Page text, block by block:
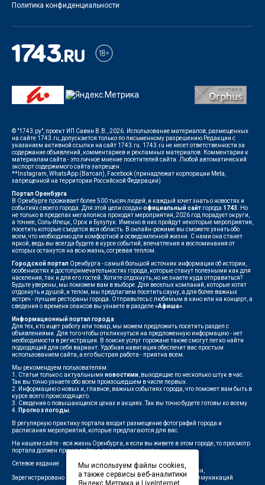
Политика конфиденциальности
© "1743.ру", проект ИП Савин В.В., 2026. Использование материалов, размещенных
на сайте 1743.ru, допускается только по письменному разрешению Редакции с
указанием активной ссылки на сайт 1743.ru. 1743.ru не несет ответственности за
содержание объявлений, комментариев и рекламных материалов. Комментарии к
материалам сайта - это личное мнение посетителей сайта. Любой автоматический
экспорт содержимого сайта запрещен.
**Instagram, WhatsApp (Ватсап), Facebook (принадлежат корпорации Meta,
запрещенной на территории Российской Федерации)
Портал Оренбурга
В Оренбурге проживает более 500 тысяч людей, и каждый хочет знать о новостях и
событиях своего города. Для этой цели создан официальный сайт города 1743 . Но
не только в пределах мегаполиса проходят мероприятия, 2026 год порадует округи,
а точнее, Соль-Илецк, Орск и Бузулук. Именно в них пройдут некоторые мероприятия,
посетить которые съедется вся область. В онлайн-режиме вы сможете узнать обо
всем, что необходимо для комфортной и осведомленной жизни. С нами она станет
яркой, ведь вы всегда будете в курсе событий, впечатления и воспоминания от
которых останутся на всю жизнь, согревая теплом.
Городской портал Оренбурга - самый большой источник информации об истории,
особенностях и достопримечательностях города, которые станут полезными как для
населения, так и для его гостей. Хотите отдохнуть, но не знаете куда отправиться?
Будьте уверены, мы поможем вам в выборе. Для веселых компаний, которые хотят
отдохнуть и душой, и телом, мы предлагаем посетить сауну, а для более важных
встреч - лучшие рестораны города. Отправьтесь с любимым в кино или на концерт, а
сведения о времени сеансов вы узнаете в разделе«Афиша»
Информационный портал города
Для тех, кто ищет работу или товар, мы можем предложить посетить раздел с
объявлениями. Для того чтобы откликнуться на предложенную информацию - нет
необходимости в регистрации. В поиске услуг горожане также смогут легко найти
подходящий для себя вариант. Удобная навигация обеспечит вас простым
использованием сайта, а его быстрая работа - приятна всем.
Мы рекомендуем пользователям:
1. Статьи только с актуальными новостями , выходящие по несколько штук в час.
Так вы точно узнаете обо всем произошедшем в числе первых.
2. Информацию о новых и, главное, важных событиях города, что поможет вам быть в
курсе всего происходящего.
3. Сведения о повышающихся ценах и акциях. Так вы точно будете готовы ко всему.
4.
Прогноз погоды
В регулярную практику портала входит размещение фотографий города и
расписания мероприятий, которые предлагаются для вас.
На нашем сайте - вся жизнь Оренбурга, и если вы живете в этом городе, то просмотр
портала должен прочно войти в повседневную жизнь.
Сетевое издание
"1743"
Зарегистрировано
Федеральной службой по надзору в сфере связи,
информационных технологий и массовых коммуникаций
Мы используем файлы cookies,
а также сервисы веб-аналитики
Яндекс.Метрика и LiveInternet